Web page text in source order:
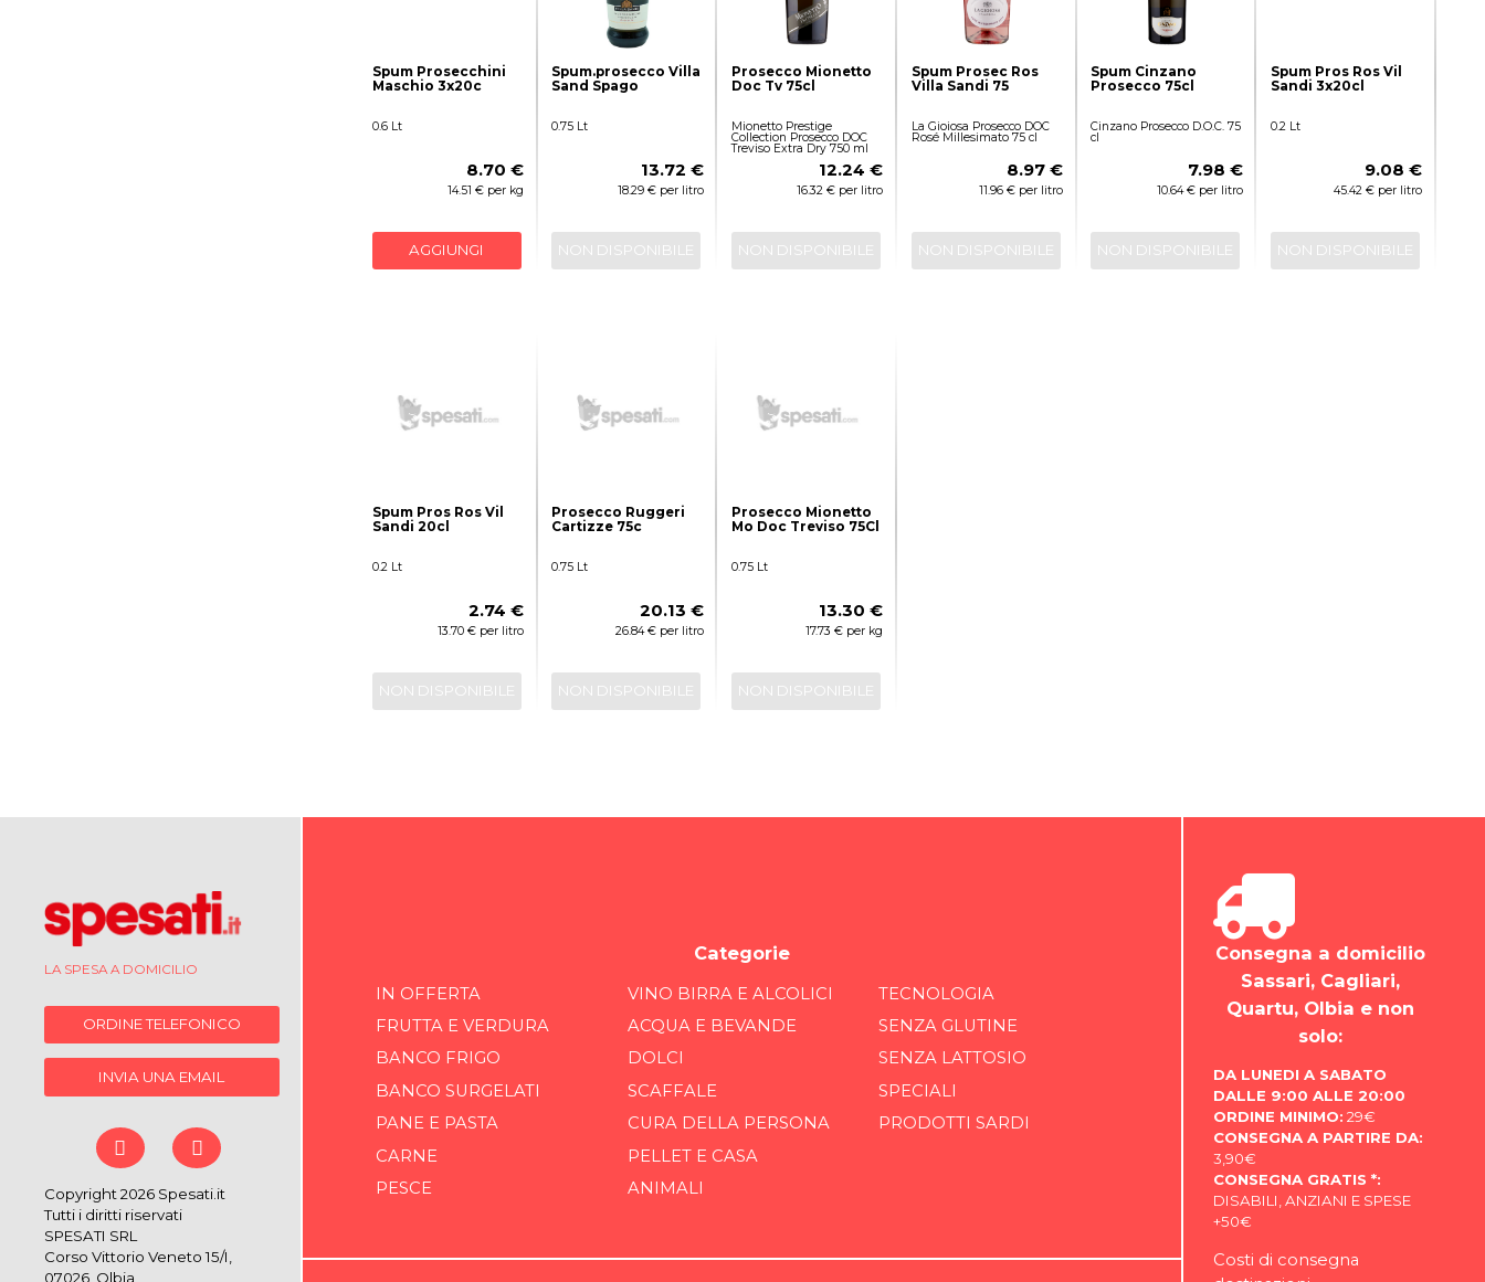
Spum Prosecchini
Maschio 3x20c
0.6 Lt
8.70 €
14.51 € per kg
AGGIUNGI
Spum.prosecco Villa
Sand Spago
0.75 Lt
13.72 €
18.29 € per litro
NON DISPONIBILE
Prosecco Mionetto
Doc Tv 75cl
Mionetto Prestige
Collection Prosecco DOC
Treviso Extra Dry 750 ml
12.24 €
16.32 € per litro
NON DISPONIBILE
Spum Prosec Ros
Villa Sandi 75
La Gioiosa Prosecco DOC
Rosé Millesimato 75 cl
8.97 €
11.96 € per litro
NON DISPONIBILE
Spum Cinzano
Prosecco 75cl
Cinzano Prosecco D.O.C. 75
cl
7.98 €
10.64 € per litro
NON DISPONIBILE
Spum Pros Ros Vil
Sandi 3x20cl
0.2 Lt
9.08 €
45.42 € per litro
NON DISPONIBILE
Spum Pros Ros Vil
Sandi 20cl
0.2 Lt
2.74 €
13.70 € per litro
NON DISPONIBILE
Prosecco Ruggeri
Cartizze 75c
0.75 Lt
20.13 €
26.84 € per litro
NON DISPONIBILE
Prosecco Mionetto
Mo Doc Treviso 75Cl
0.75 Lt
13.30 €
17.73 € per kg
NON DISPONIBILE
LA SPESA A DOMICILIO
ORDINE TELEFONICO
INVIA UNA EMAIL
Copyright 2026 Spesati.it
Tutti i diritti riservati
SPESATI SRL
Corso Vittorio Veneto 15/I,
07026, Olbia
Categorie
IN OFFERTA
FRUTTA E VERDURA
BANCO FRIGO
BANCO SURGELATI
PANE E PASTA
CARNE
PESCE
VINO BIRRA E ALCOLICI
ACQUA E BEVANDE
DOLCI
SCAFFALE
CURA DELLA PERSONA
PELLET E CASA
ANIMALI
TECNOLOGIA
SENZA GLUTINE
SENZA LATTOSIO
SPECIALI
PRODOTTI SARDI
Consegna a domicilio
Sassari, Cagliari,
Quartu, Olbia e non
solo:
DA LUNEDI A SABATO
DALLE 9:00 ALLE 20:00
ORDINE MINIMO: 29€
CONSEGNA A PARTIRE DA:
3,90€
CONSEGNA GRATIS *:
DISABILI, ANZIANI E SPESE
+50€
Costi di consegna